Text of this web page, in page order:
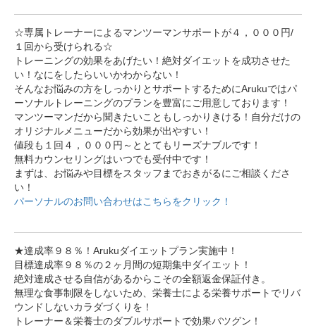
☆専属トレーナーによるマンツーマンサポートが４，０００円/
１回から受けられる☆
トレーニングの効果をあげたい！絶対ダイエットを成功させた
い！なにをしたらいいかわからない！
そんなお悩みの方をしっかりとサポートするためにArukuではパ
ーソナルトレーニングのプランを豊富にご用意しております！
マンツーマンだから聞きたいこともしっかりきける！自分だけの
オリジナルメニューだから効果が出やすい！
値段も１回４，０００円～ととてもリーズナブルです！
無料カウンセリングはいつでも受付中です！
まずは、お悩みや目標をスタッフまでおきがるにご相談くださ
い！
パーソナルのお問い合わせはこちらをクリック！
★達成率９８％！Arukuダイエットプラン実施中！
目標達成率９８％の２ヶ月間の短期集中ダイエット！
絶対達成させる自信があるからこその全額返金保証付き。
無理な食事制限をしないため、栄養士による栄養サポートでリバ
ウンドしないカラダづくりを！
トレーナー＆栄養士のダブルサポートで効果バツグン！